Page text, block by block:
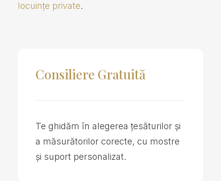
locuințe private.
Consiliere Gratuită
Te ghidăm în alegerea țesăturilor și
a măsurătorilor corecte, cu mostre
și suport personalizat.